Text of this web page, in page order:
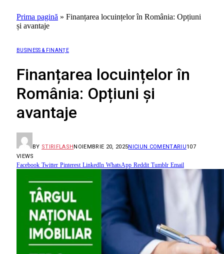
Prima pagină » Finanțarea locuințelor în România: Opțiuni
și avantaje
BUSINESS & FINANȚE
Finanțarea locuințelor în
România: Opțiuni și
avantaje
BY STIRIFLASHNOIEMBRIE 20, 2025NICIUN COMENTARIU107
VIEWS
Facebook Twitter Pinterest LinkedIn WhatsApp Reddit Tumblr Email